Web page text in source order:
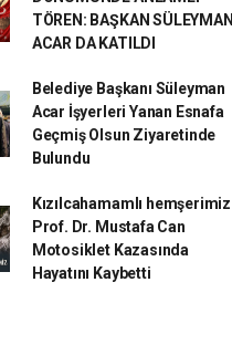
TÖREN: BAŞKAN SÜLEYMAN
ACAR DA KATILDI
Belediye Başkanı Süleyman
Acar İşyerleri Yanan Esnafa
Geçmiş Olsun Ziyaretinde
Bulundu
Kızılcahamamlı hemşerimiz
Prof. Dr. Mustafa Can
Motosiklet Kazasında
Hayatını Kaybetti